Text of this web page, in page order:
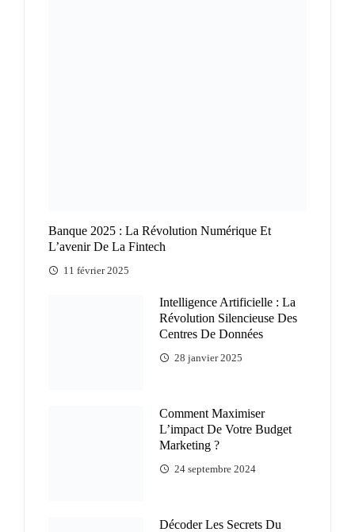
Banque 2025 : La Révolution Numérique Et
L’avenir De La Fintech
11 février 2025
Intelligence Artificielle : La
Révolution Silencieuse Des
Centres De Données
28 janvier 2025
Comment Maximiser
L’impact De Votre Budget
Marketing ?
24 septembre 2024
Décoder Les Secrets Du